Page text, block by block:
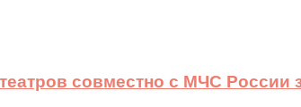
совместно с МЧС России